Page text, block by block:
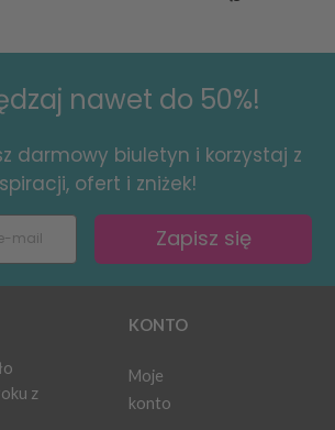
nawet do 50%!
darmowy biuletyn i korzystaj z
ofert i zniżek!
Zapisz się
z
KONTO
Moje
konto